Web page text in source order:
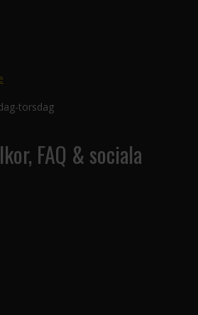
torsdag
FAQ & sociala